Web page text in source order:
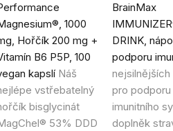
1000
Hořčík 200 mg +
B6 P5P, 100
kapslí Náš
vstřebatelný
bisglycinát
53% DDD
produktu
je
5
hvězdiček.
BrainMax
DRINK,
podporu
nejsilnějších
pro podporu
imunitního
doplněk
hodnocení
produktu
je
4,2
z
5
hvězdiček.